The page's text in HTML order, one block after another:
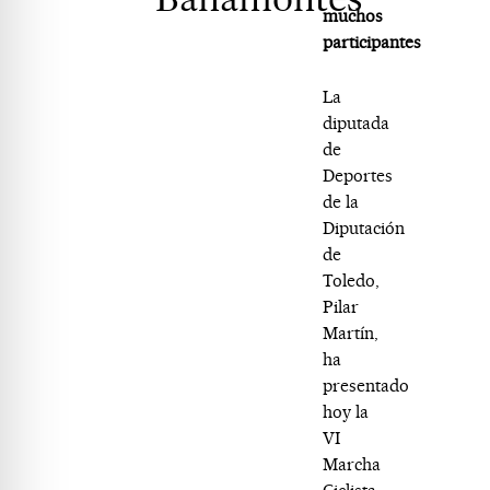
muchos
participantes
La
diputada
de
Deportes
de la
Diputación
de
Toledo,
Pilar
Martín,
ha
presentado
hoy la
VI
Marcha